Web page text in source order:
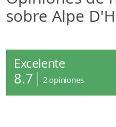
sobre Alpe
Excelente
8.7 2opiniones